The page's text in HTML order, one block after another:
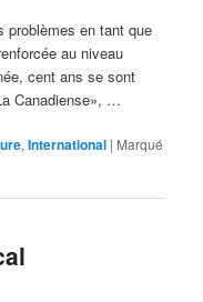
problèmes en tant que
au niveau
cent ans se sont
Canadiense», …
,International | Marqué